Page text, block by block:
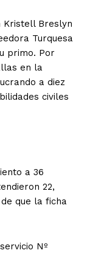
Kristell Breslyn
Turquesa
primo. Por
en la
a diez
civiles
a 36
22,
que la ficha
Nº